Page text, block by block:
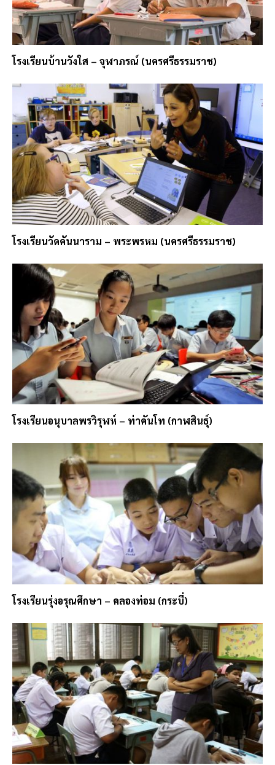
โรงเรียนบ้านวังใส – จุฬาภรณ์ (นครศรีธรรมราช)
โรงเรียนวัดคันนาราม – พระพรหม (นครศรีธรรมราช)
โรงเรียนอนุบาลพรวิรุฬห์ – ท่าคันโท (กาฬสินธุ์)
โรงเรียนรุ่งอรุณศึกษา – คลองท่อม (กระบี่)